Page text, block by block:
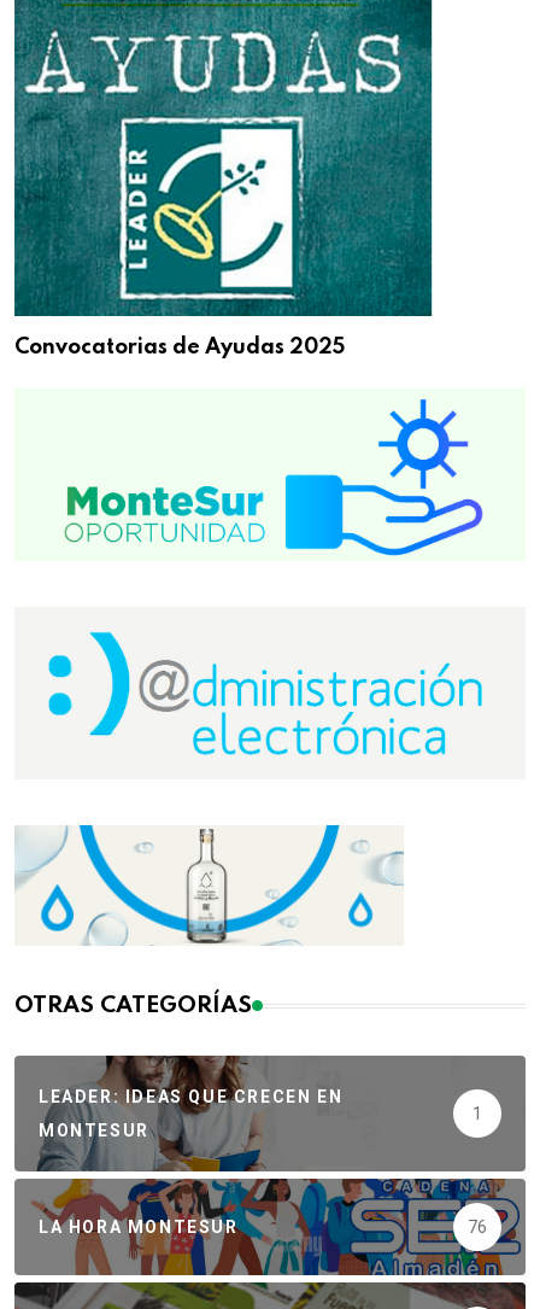
Convocatorias de Ayudas 2025
OTRAS CATEGORÍAS
LEADER: IDEAS QUE CRECEN EN
MONTESUR
1
LA HORA MONTESUR 76